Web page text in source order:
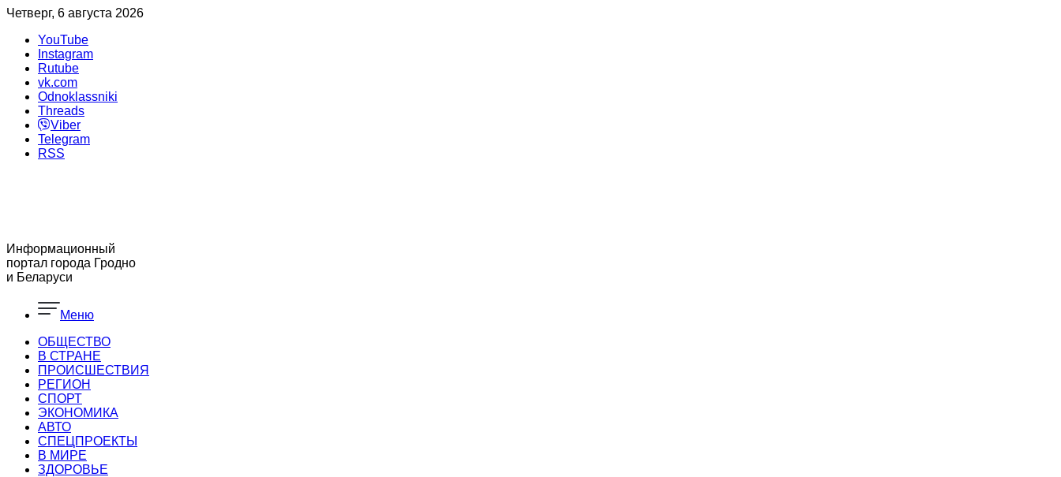
Четверг, 6 августа 2026
YouTube
Instagram
Rutube
vk.com
Odnoklassniki
Threads
Viber
Telegram
RSS
Информационный
портал города Гродно
и Беларуси
Меню
ОБЩЕСТВО
В СТРАНЕ
ПРОИСШЕСТВИЯ
РЕГИОН
CПОРТ
ЭКОНОМИКА
АВТО
СПЕЦПРОЕКТЫ
В МИРЕ
ЗДОРОВЬЕ